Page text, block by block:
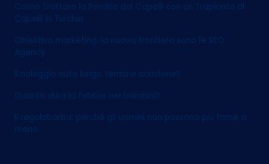
Come Trattare la Perdita dei Capelli con un Trapianto di
Capelli in Turchia
Obiettivo marketing: la nuova frontiera sono le SEO
Agency
Il noleggio auto lungo termine conviene?
Quanto dura la febbre nei bambini?
Il regolabarba: perché gli uomini non possono più farne a
meno